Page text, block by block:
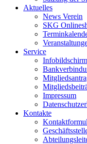
Aktuelles
News Verein
SKG
Service
Infobildschirm
Impressum
Kontakte